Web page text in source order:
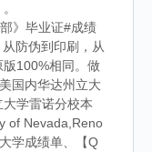
》毕业证#成绩
防伪到印刷，从
100%相同。做
国内华达州立大
学雷诺分校本
of Nevada,Reno
学成绩单、【Q